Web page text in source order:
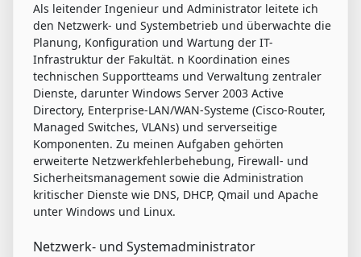
Als leitender Ingenieur und Administrator leitete ich
den Netzwerk- und Systembetrieb und überwachte die
Planung, Konfiguration und Wartung der IT-
Infrastruktur der Fakultät. n Koordination eines
technischen Supportteams und Verwaltung zentraler
Dienste, darunter Windows Server 2003 Active
Directory, Enterprise-LAN/WAN-Systeme (Cisco-Router,
Managed Switches, VLANs) und serverseitige
Komponenten. Zu meinen Aufgaben gehörten
erweiterte Netzwerkfehlerbehebung, Firewall- und
Sicherheitsmanagement sowie die Administration
kritischer Dienste wie DNS, DHCP, Qmail und Apache
unter Windows und Linux.
Netzwerk- und Systemadministrator